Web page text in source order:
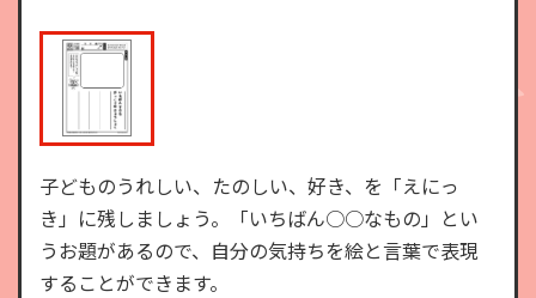
子どものうれしい、たのしい、好き、を「えにっ
き」に残しましょう。「いちばん○○なもの」とい
うお題があるので、自分の気持ちを絵と言葉で表現
することができます。